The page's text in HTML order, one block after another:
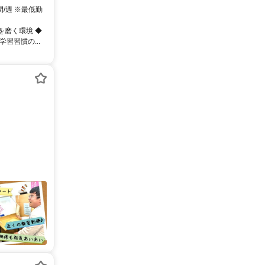
/週 ※最低勤
磨く環境 ◆
習習慣の...